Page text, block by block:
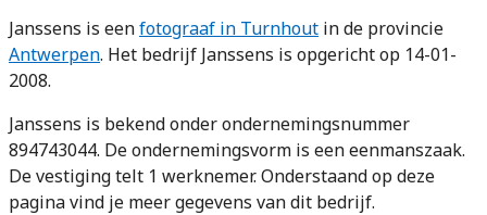
Janssens is eenfotograaf in Turnhout in de provincie
Antwerpen. Het bedrijf Janssens is opgericht op 14-01-
2008.
Janssens is bekend onder ondernemingsnummer
894743044. De ondernemingsvorm is een eenmanszaak.
De vestiging telt 1 werknemer. Onderstaand op deze
pagina vind je meer gegevens van dit bedrijf.